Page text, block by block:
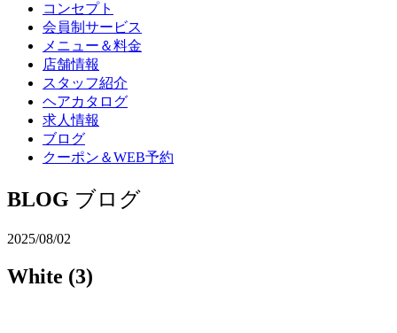
コンセプト
会員制サービス
メニュー＆料金
店舗情報
スタッフ紹介
ヘアカタログ
求人情報
ブログ
クーポン＆WEB予約
BLOG ブログ
2025/08/02
White (3)